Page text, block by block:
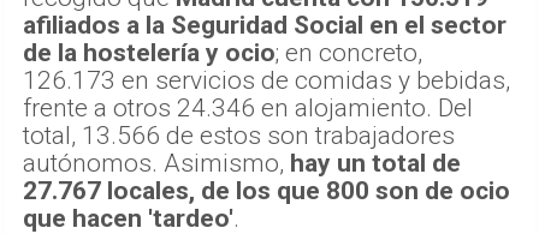
afiliados a la Seguridad Social en el sector
de la hostelería y ocio; en concreto,
126.173 en servicios de comidas y bebidas,
frente a otros 24.346 en alojamiento. Del
total, 13.566 de estos son trabajadores
autónomos. Asimismo, hay un total de
27.767 locales, de los que 800 son de ocio
que hacen 'tardeo'.